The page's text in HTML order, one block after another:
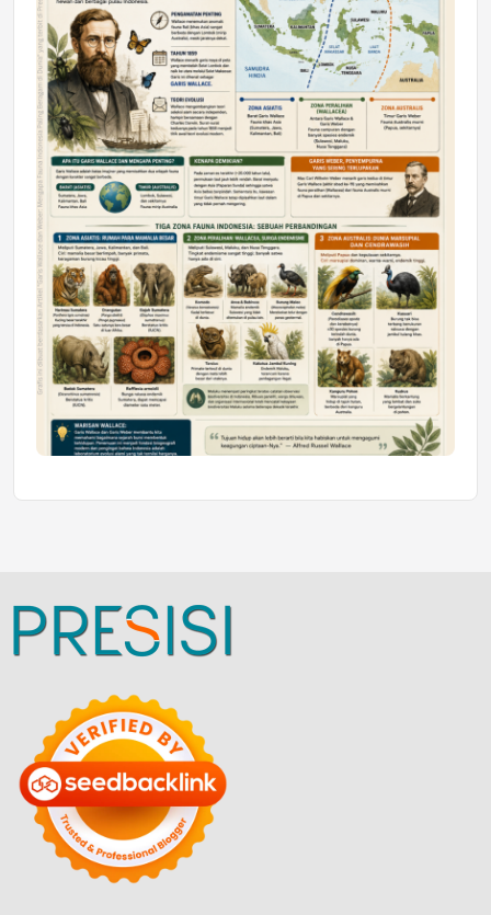
Astra Motor Kalimantan Timur 2 Dukung
Mahasiswa Samarinda dalam Astra
Honda SDGs Future Leaders 2026
Jumat, 10 Jul 2026 19:01